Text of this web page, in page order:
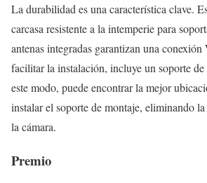
La durabilidad es una característica clave.
carcasa resistente a la intemperie para
antenas integradas garantizan una
facilitar la instalación, incluye un soporte
este modo, puede encontrar la mejor
instalar el soporte de montaje, eliminando
la cámara.
Premio